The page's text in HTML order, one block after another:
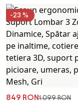
-23 %
849 RON1.099 RON